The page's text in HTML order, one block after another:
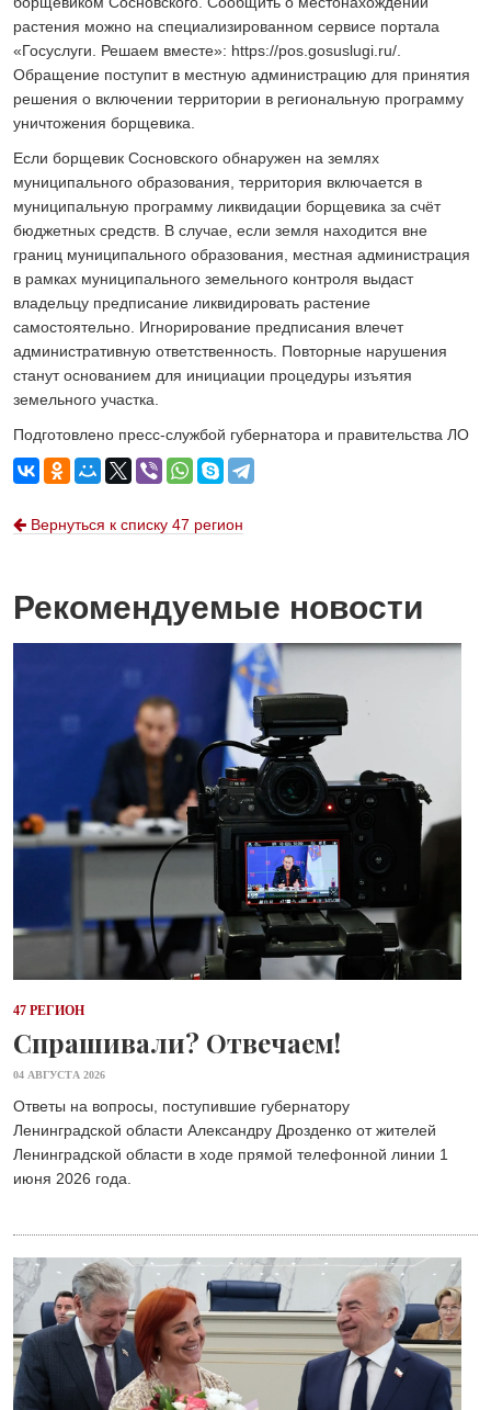
растения можно на специализированном сервисе портала
«Госуслуги. Решаем вместе»: https://pos.gosuslugi.ru/.
Обращение поступит в местную администрацию для принятия
решения о включении территории в региональную программу
уничтожения борщевика.
Если борщевик Сосновского обнаружен на землях
муниципального образования, территория включается в
муниципальную программу ликвидации борщевика за счёт
бюджетных средств. В случае, если земля находится вне
границ муниципального образования, местная администрация
в рамках муниципального земельного контроля выдаст
владельцу предписание ликвидировать растение
самостоятельно. Игнорирование предписания влечет
административную ответственность. Повторные нарушения
станут основанием для инициации процедуры изъятия
земельного участка.
Подготовлено пресс-службой губернатора и правительства ЛО
Вернуться к списку 47 регион
Рекомендуемые новости
47 РЕГИОН
Спрашивали? Отвечаем!
04 АВГУСТА 2026
Ответы на вопросы, поступившие губернатору
Ленинградской области Александру Дрозденко от жителей
Ленинградской области в ходе прямой телефонной линии 1
июня 2026 года.